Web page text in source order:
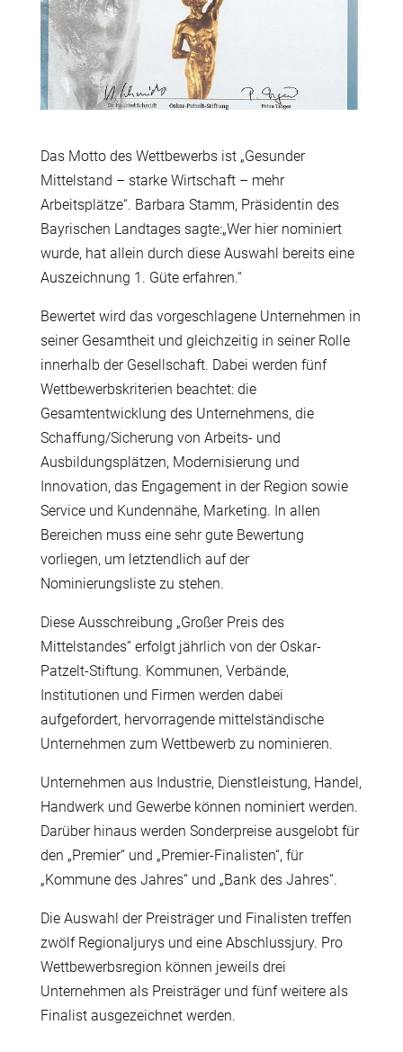
Das Motto des Wettbewerbs ist „Gesunder
Mittelstand – starke Wirtschaft – mehr
Arbeitsplätze“. Barbara Stamm, Präsidentin des
Bayrischen Landtages sagte:„Wer hier nominiert
wurde, hat allein durch diese Auswahl bereits eine
Auszeichnung 1. Güte erfahren.“
Bewertet wird das vorgeschlagene Unternehmen in
seiner Gesamtheit und gleichzeitig in seiner Rolle
innerhalb der Gesellschaft. Dabei werden fünf
Wettbewerbskriterien beachtet: die
Gesamtentwicklung des Unternehmens, die
Schaffung/Sicherung von Arbeits- und
Ausbildungsplätzen, Modernisierung und
Innovation, das Engagement in der Region sowie
Service und Kundennähe, Marketing. In allen
Bereichen muss eine sehr gute Bewertung
vorliegen, um letztendlich auf der
Nominierungsliste zu stehen.
Diese Ausschreibung „Großer Preis des
Mittelstandes“ erfolgt jährlich von der Oskar-
Patzelt-Stiftung. Kommunen, Verbände,
Institutionen und Firmen werden dabei
aufgefordert, hervorragende mittelständische
Unternehmen zum Wettbewerb zu nominieren.
Unternehmen aus Industrie, Dienstleistung, Handel,
Handwerk und Gewerbe können nominiert werden.
Darüber hinaus werden Sonderpreise ausgelobt für
den „Premier“ und „Premier-Finalisten“, für
„Kommune des Jahres“ und „Bank des Jahres“.
Die Auswahl der Preisträger und Finalisten treffen
zwölf Regionaljurys und eine Abschlussjury. Pro
Wettbewerbsregion können jeweils drei
Unternehmen als Preisträger und fünf weitere als
Finalist ausgezeichnet werden.